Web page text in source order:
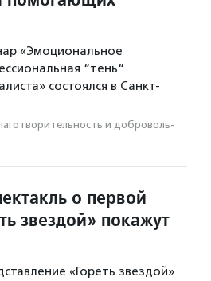
«Эмоциональное
“тень“
состоялся в Санкт-
и доброволь­
о первой
звездой» покажут
«Гореть звездой»